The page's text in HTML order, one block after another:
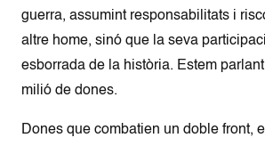
guerra, assumint responsabilitats i
altre home, sinó que la seva
esborrada de la història. Estem
milió de dones.
Dones que combatien un doble front,